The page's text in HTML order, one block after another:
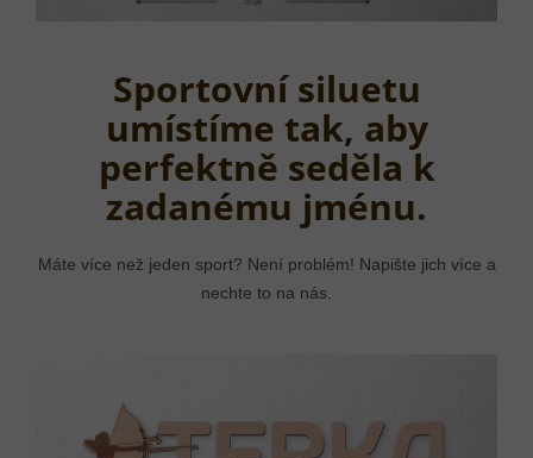
Sportovní siluetu
umístíme tak, aby
perfektně seděla k
zadanému jménu.
Máte více než jeden sport? Není problém! Napište jich více a
nechte to na nás.